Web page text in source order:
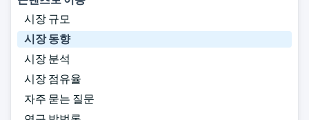
시장 규모
시장 동향
시장 분석
시장 점유율
자주 묻는 질문